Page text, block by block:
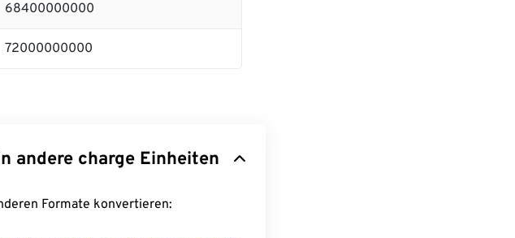
68400000000
72000000000
andere charge Einheiten
Formate konvertieren: